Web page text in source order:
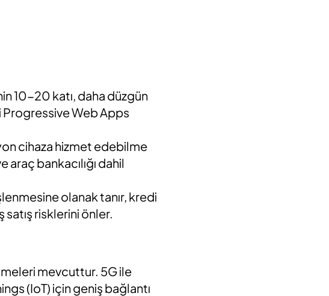
10-20 katı, daha düzgün
Web Apps
cihaza hizmet edebilme
araç bankacılığı dahil
olanak tanır, kredi
satış risklerini önler.
mevcuttur. 5G ile
(IoT) için geniş bağlantı